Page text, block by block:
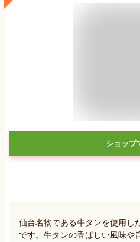
ショップ
仙台名物である牛タンを使用し
です。牛タンの香ばしい風味や